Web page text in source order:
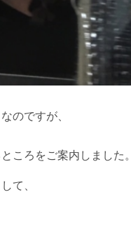
のですが、
ころをご案内しました。
て、